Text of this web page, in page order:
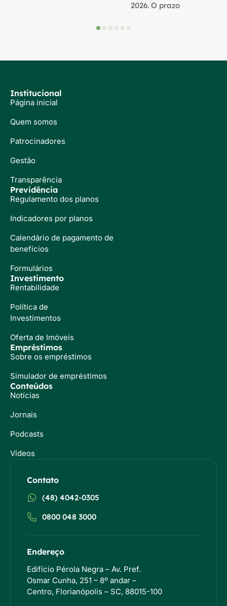
2026. O prazo
Institucional
Página inicial
Quem somos
Patrocinadores
Gestão
Transparência
Previdência
Regulamento dos planos
Indicadores por planos
Calendário de pagamento de
benefícios
Formulários
Investimento
Rentabilidade
Política de
Investimentos
Oferta de Imóveis
Empréstimos
Sobre os empréstimos
Simulador de empréstimos
Conteúdos
Notícias
Jornais
Podcasts
Vídeos
Contato
(48) 4042-0305
0800 048 3000
Endereço
Edifício Pérola Negra – Av. Pref.
Osmar Cunha, 251 – 8º andar –
Centro, Florianópolis – SC, 88015-100